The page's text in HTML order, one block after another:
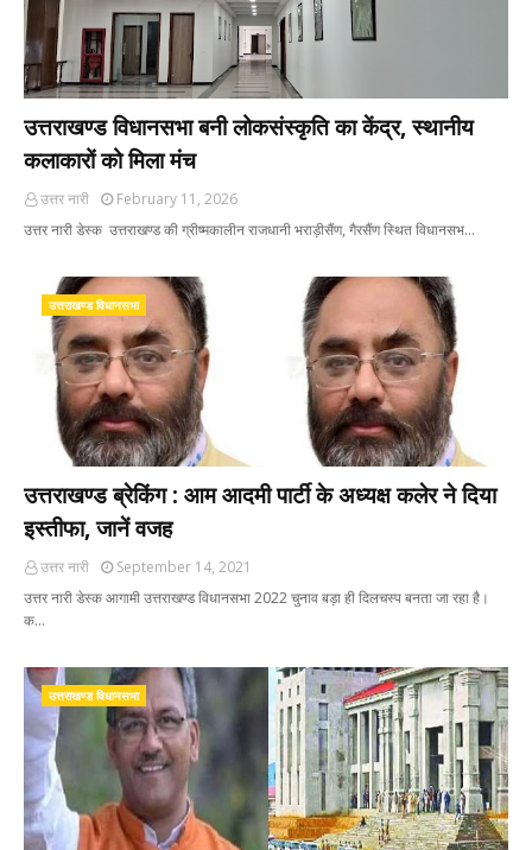
उत्तराखण्ड विधानसभा बनी लोकसंस्कृति का केंद्र, स्थानीय
कलाकारों को मिला मंच
उत्तर नारी
February 11, 2026
उत्तर नारी डेस्क उत्तराखण्ड की ग्रीष्मकालीन राजधानी भराड़ीसैंण, गैरसैंण स्थित विधानसभ…
उत्तराखण्ड विधानसभा
उत्तराखण्ड ब्रेकिंग : आम आदमी पार्टी के अध्यक्ष कलेर ने दिया
इस्तीफा, जानें वजह
उत्तर नारी
September 14, 2021
उत्तर नारी डेस्क आगामी उत्तराखण्ड विधानसभा 2022 चुनाव बड़ा ही दिलचस्प बनता जा रहा है।
क…
उत्तराखण्ड विधानसभा